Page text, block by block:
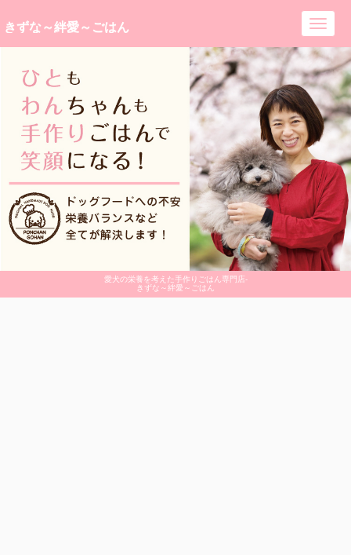
愛犬の栄養を考えた手作りごはん専門店-
きずな～絆愛～ごはん
きずな～絆愛～ごはん